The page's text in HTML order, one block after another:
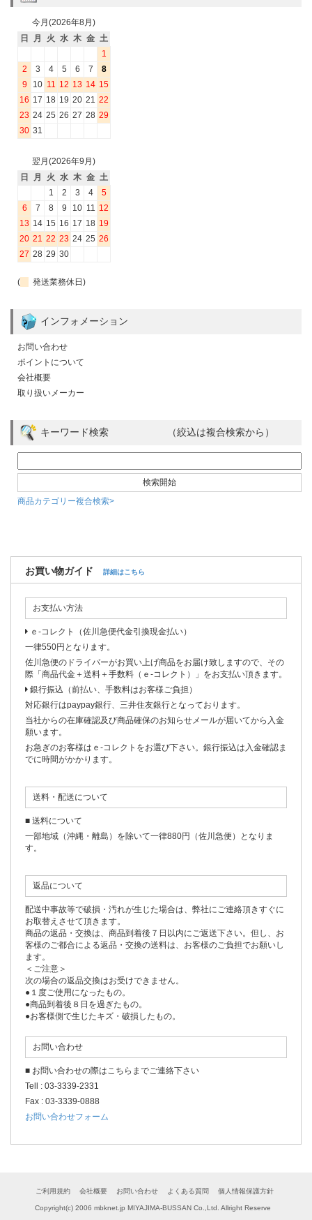
今月(2026年8月)
日
月 火 水 木 金 土
1
2
3 4 5 6 7
8
9
10 11 12 13 14 15
16 17 18 19 20 21 22
23 24 25 26 27 28 29
30 31
翌月(2026年9月)
日
月 火 水 木 金 土
1
2 3 4
5
6
7 8 9 10 11 12
13 14 15 16 17 18 19
20 21 22 23 24 25 26
27 28 29 30
( 発送業務休日)
インフォメーション
お問い合わせ
ポイントについて
会社概要
取り扱いメーカー
キーワード検索 （絞込は複合検索から）
商品カテゴリー複合検索>
お買い物ガイド 詳細はこちら
お支払い方法
ｅ-コレクト（佐川急便代金引換現金払い）
一律550円となります。
佐川急便のドライバーがお買い上げ商品をお届け致しますので、その
際「商品代金＋送料＋手数料（ｅ-コレクト）」をお支払い頂きます。
銀行振込（前払い、手数料はお客様ご負担）
対応銀行はpaypay銀行、三井住友銀行となっております。
当社からの在庫確認及び商品確保のお知らせメールが届いてから入金
願います。
お急ぎのお客様はｅ-コレクトをお選び下さい。銀行振込は入金確認ま
でに時間がかかります。
送料・配送について
■ 送料について
一部地域（沖縄・離島）を除いて一律880円（佐川急便）となりま
す。
返品について
配送中事故等で破損・汚れが生じた場合は、弊社にご連絡頂きすぐに
お取替えさせて頂きます。
商品の返品・交換は、商品到着後７日以内にご返送下さい。但し、お
客様のご都合による返品・交換の送料は、お客様のご負担でお願いし
ます。
＜ご注意＞
次の場合の返品交換はお受けできません。
●１度ご使用になったもの。
●商品到着後８日を過ぎたもの。
●お客様側で生じたキズ・破損したもの。
お問い合わせ
■ お問い合わせの際はこちらまでご連絡下さい
Tell : 03-3339-2331
Fax : 03-3339-0888
お問い合わせフォーム
ご利用規約 会社概要 お問い合わせ よくある質問 個人情報保護方針
Copyright(c) 2006 mbknet.jp MIYAJIMA-BUSSAN Co.,Ltd. Allright Reserve